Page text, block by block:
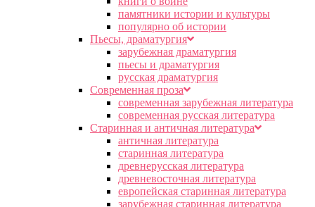
памятники истории и культуры
популярно об истории
Пьесы, драматургия
зарубежная драматургия
пьесы и драматургия
русская драматургия
Современная проза
современная зарубежная литература
современная русская литература
Старинная и античная литература
античная литература
старинная литература
древнерусская литература
древневосточная литература
европейская старинная литература
зарубежная старинная литература